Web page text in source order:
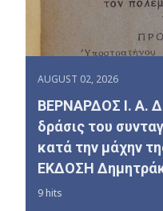
AUGUST 02, 2026
ΒΕΡΝΑΡΔΟΣ Ι. Α.
δράσις του
κατά την μάχην
ΕΚΔΟΣΗ
9 hits